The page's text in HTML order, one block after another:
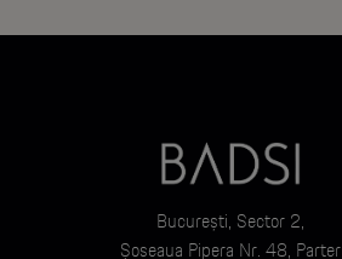
Scaune față încălzite (Pachet Piele)
București, Sector 2,
Șoseaua Pipera Nr. 48, Parter